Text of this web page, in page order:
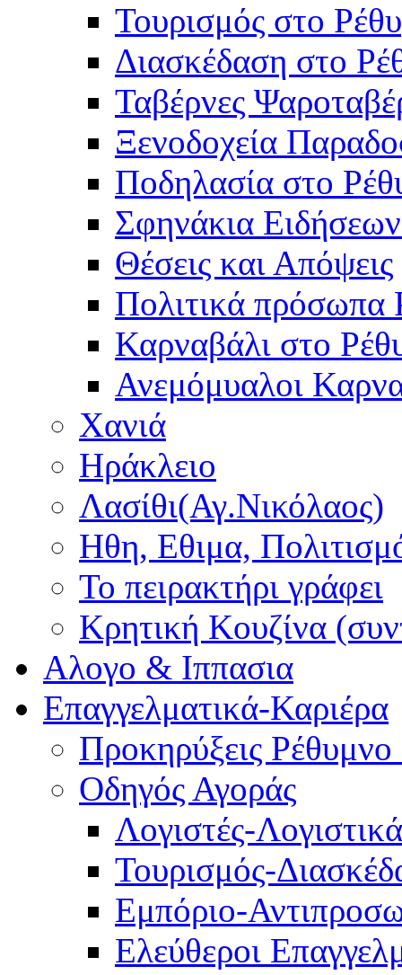
Τουρισμός στο
Διασκέδαση στο
Ταβέρνες
Ξενοδοχεία
Ποδηλασία στο
Σφηνάκια
Θέσεις και Απόψεις
Πολιτικά πρόσωπα
Καρναβάλι στο
Ανεμόμυαλοι
Χανιά
Ηράκλειο
Λασίθι(Αγ.Νικόλαος)
Ηθη, Εθιμα,
Το πειρακτήρι γράφει
Κρητική Κουζίνα
Αλογο & Ιππασια
Επαγγελματικά-Καριέρα
Προκηρύξεις
Οδηγός Αγοράς
Λογιστές-
Τουρισμός-
Εμπόριο-
Ελεύθεροι